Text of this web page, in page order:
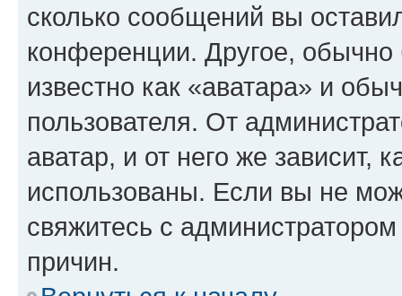
сколько сообщений вы
конференции. Другое,
известно как «аватара» и
пользователя. От
аватар, и от него же зависит,
использованы. Если вы не
свяжитесь с
причин.